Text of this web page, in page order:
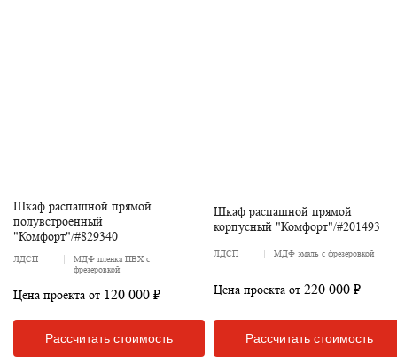
Шкаф распашной прямой
полувстроенный
"Комфорт"/#829340
ЛДСП
МДФ пленка ПВХ с
фрезеровкой
Цена проекта от 120 000 ₽
Рассчитать стоимость
Шкаф распашной прямой
корпусный "Комфорт"/#201493
ЛДСП МДФ эмаль с фрезеровкой
Цена проекта от 220 000 ₽
Рассчитать стоимость